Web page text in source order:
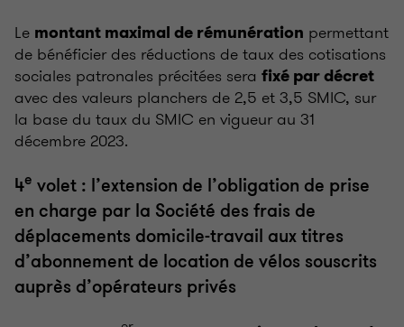
Le montant maximal de rémunération permettant
de bénéficier des réductions de taux des cotisations
sociales patronales précitées sera fixé par décret
avec des valeurs planchers de 2,5 et 3,5 SMIC, sur
la base du taux du SMIC en vigueur au 31
décembre 2023.
4e volet : l’extension de l’obligation de prise
en charge par la Société des frais de
déplacements domicile-travail aux titres
d’abonnement de location de vélos souscrits
auprès d’opérateurs privés